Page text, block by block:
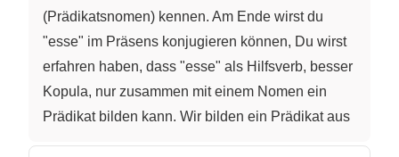
(Prädikatsnomen) kennen. Am Ende wirst du
"esse" im Präsens konjugieren können, Du wirst
erfahren haben, dass "esse" als Hilfsverb, besser
Kopula, nur zusammen mit einem Nomen ein
Prädikat bilden kann. Wir bilden ein Prädikat aus